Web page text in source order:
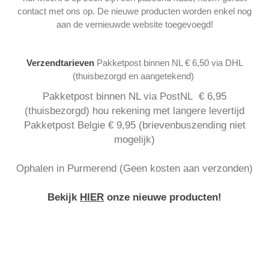
contact met ons op. De nieuwe producten worden enkel nog
aan de vernieuwde website toegevoegd!
Verzendtarieven Pakketpost binnen NL € 6,50 via DHL
(thuisbezorgd en aangetekend)
Pakketpost binnen NL via PostNL € 6,95
(thuisbezorgd) hou rekening met langere levertijd
Pakketpost Belgie € 9,95 (brievenbuszending niet
mogelijk)
Ophalen in Purmerend (Geen kosten aan verzonden)
Bekijk HIER onze nieuwe producten!